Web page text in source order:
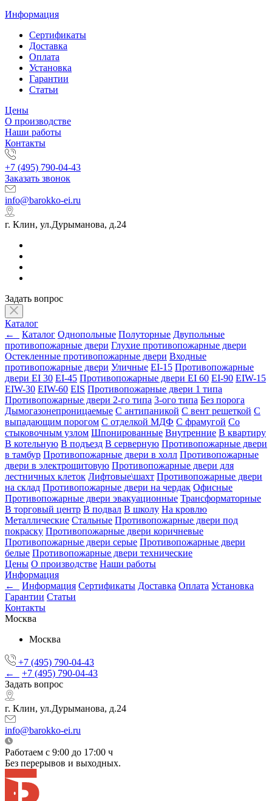
Информация
Сертификаты
Доставка
Оплата
Установка
Гарантии
Статьи
Цены
О производстве
Наши работы
Контакты
+7 (495) 790-04-43
Заказать звонок
info@barokko-ei.ru
г. Клин, ул.Дурыманова, д.24
Задать вопрос
Каталог
←
Каталог Однопольные Полуторные Двупольные
противопожарные двери Глухие противопожарные двери
Остекленные противопожарные двери Входные
противопожарные двери Уличные EI-15 Противопожарные
двери EI 30 EI-45 Противопожарные двери EI 60 EI-90 EIW-15
EIW-30 EIW-60 EIS Противопожарные двери 1 типа
Противопожарные двери 2-го типа 3-ого типа Без порога
Дымогазонепроницаемые С антипаникой С вент решеткой С
выпадающим порогом С отделкой МДФ С фрамугой Со
стыковочным узлом Шпонированные Внутренние В квартиру
В котельную В подъезд В серверную Противопожарные двери
в тамбур Противопожарные двери в холл Противопожарные
двери в электрощитовую Противопожарные двери для
лестничных клеток Лифтовые\шахт Противопожарные двери
на склад Противопожарные двери на чердак Офисные
Противопожарные двери эвакуационные Трансформаторные
В торговый центр В подвал В школу На кровлю
Металлические Стальные Противопожарные двери под
покраску Противопожарные двери коричневые
Противопожарные двери серые Противопожарные двери
белые Противопожарные двери технические
Цены О производстве Наши работы
Информация
←
Информация Сертификаты Доставка Оплата Установка
Гарантии Статьи
Контакты
Москва
Москва
+7 (495) 790-04-43
←
+7 (495) 790-04-43
Задать вопрос
г. Клин, ул.Дурыманова, д.24
info@barokko-ei.ru
Работаем с 9:00 до 17:00 ч
Без перерывов и выходных.